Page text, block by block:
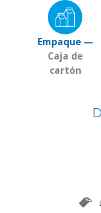
Empaque —
Caja de
cartón